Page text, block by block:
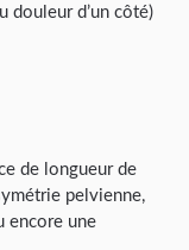
douleur d’un côté)
de longueur de
pelvienne,
encore une